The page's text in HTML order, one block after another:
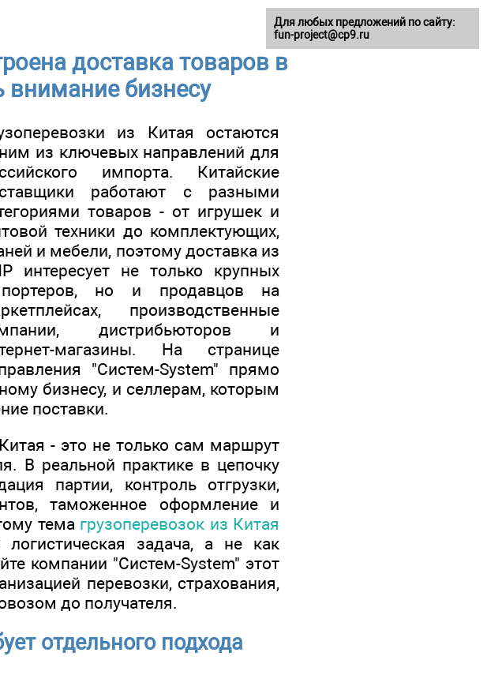
доставка товаров в
внимание бизнесу
из Китая остаются
из ключевых направлений для
импорта. Китайские
работают с разными
товаров - от игрушек и
техники до комплектующих,
и мебели, поэтому доставка из
интересует не только крупных
но и продавцов на
производственные
дистрибьюторов и
магазины. На странице
"Систем-System" прямо
бизнесу, и селлерам, которым
поставки.
- это не только сам маршрут
В реальной практике в цепочку
партии, контроль отгрузки,
таможенное оформление и
тема грузоперевозок из Китая
задача, а не как
компании "Систем-System" этот
перевозки, страхования,
до получателя.
отдельного подхода
Для любых предложений по сайту:
fun-project@cp9.ru